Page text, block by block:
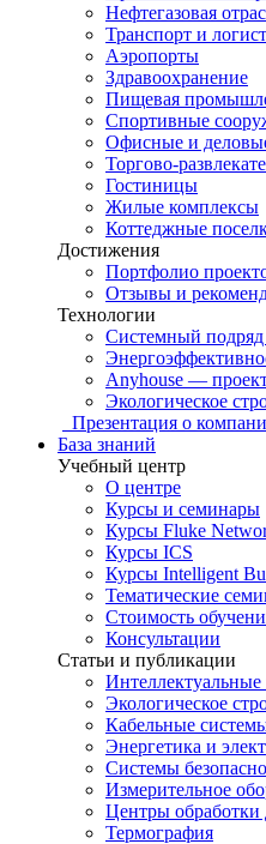
Нефтегазовая
Транспорт и
Аэропорты
Здравоохранение
Пищевая
Спортивные
Офисные и
Торгово-
Гостиницы
Жилые комплексы
Коттеджные
Достижения
Портфолио
Отзывы и
Технологии
Системный подряд
Anyhouse —
Экологическое
Презентация о
База знаний
Учебный центр
О центре
Курсы и семинары
Курсы Fluke
Курсы ICS
Курсы Intelligent
Тематические
Стоимость
Консультации
Статьи и публикации
Интеллектуальные
Экологическое
Кабельные
Энергетика и
Системы
Измерительное
Центры
Термография